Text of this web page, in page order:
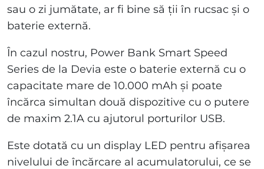
sau o zi jumătate, ar fi bine să ții în rucsac și o
baterie externă.
În cazul nostru, Power Bank Smart Speed
Series de la Devia este o baterie externă cu o
capacitate mare de 10.000 mAh și poate
încărca simultan două dispozitive cu o putere
de maxim 2.1A cu ajutorul porturilor USB.
Este dotată cu un display LED pentru afișarea
nivelului de încărcare al acumulatorului, ce se